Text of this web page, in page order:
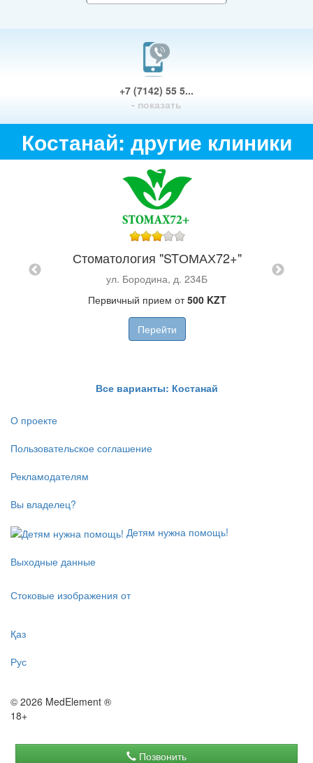
+7 (7142) 55 5...
- показать
Костанай: другие клиники
Стоматология "STОМАХ72+"
ул. Бородина, д. 234Б
Первичный прием от500 KZT
Перейти
Все варианты: Костанай
О проекте
Пользовательское соглашение
Рекламодателям
Вы владелец?
Детям нужна помощь!
Выходные данные
Стоковые изображения от
Қаз
Рус
© 2026 MedElement ®
18+
Позвонить